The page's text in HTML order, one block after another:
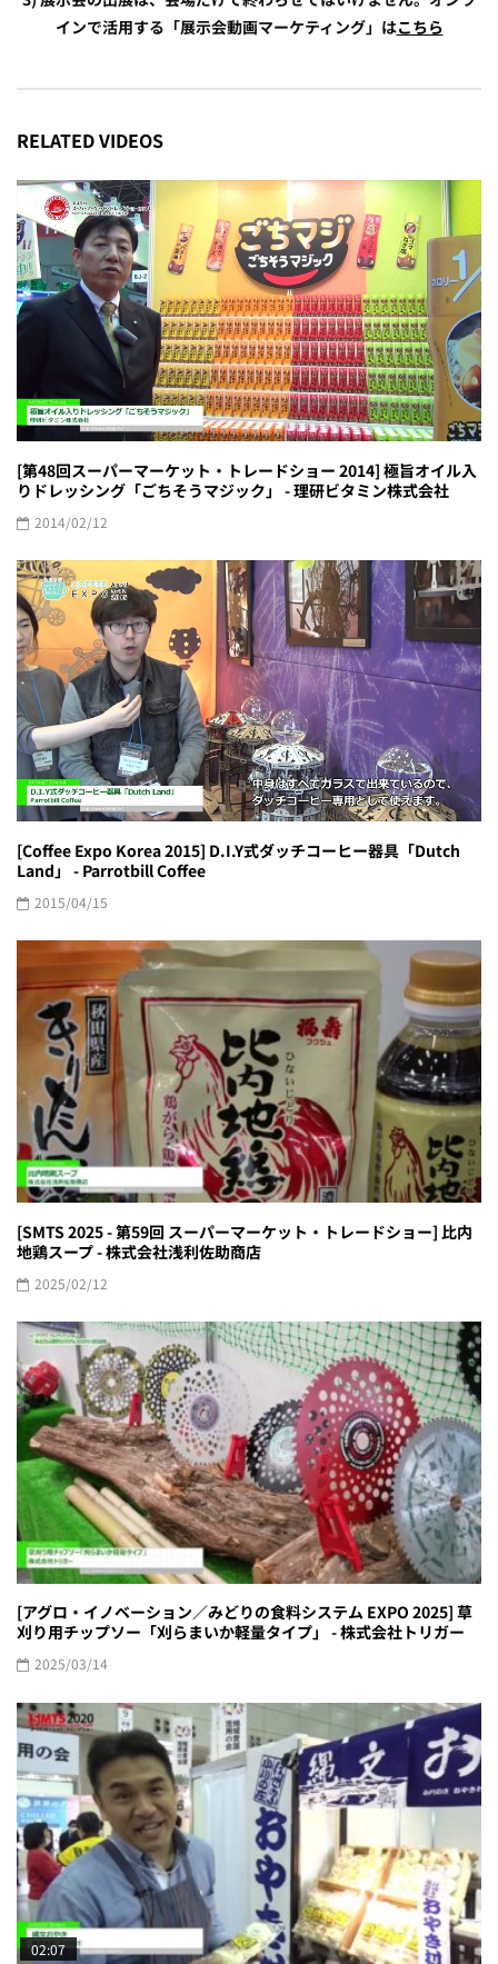
インで活用する「展示会動画マーケティング」はこちら
RELATED VIDEOS
[第48回スーパーマーケット・トレードショー 2014] 極旨オイル入
りドレッシング「ごちそうマジック」 - 理研ビタミン株式会社
2014/02/12
[Coffee Expo Korea 2015] D.I.Y式ダッチコーヒー器具「Dutch
Land」 - Parrotbill Coffee
2015/04/15
[SMTS 2025 - 第59回 スーパーマーケット・トレードショー] 比内
地鶏スープ - 株式会社浅利佐助商店
2025/02/12
[アグロ・イノベーション／みどりの食料システム EXPO 2025] 草
刈り用チップソー「刈らまいか軽量タイプ」 - 株式会社トリガー
2025/03/14
02:07